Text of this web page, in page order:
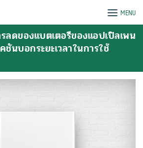
MENU
ลดของแบตเตอรีของแอปเปิลเพน
นบอกระยะเวลาในการใช้